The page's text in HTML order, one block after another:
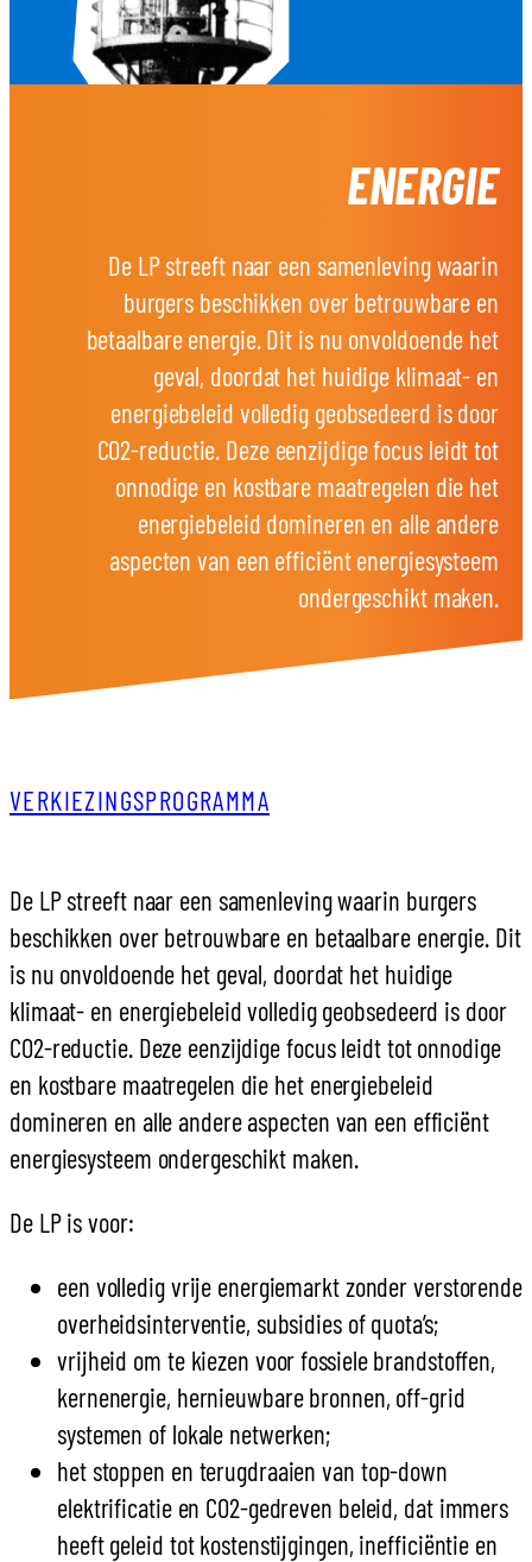
ENERGIE
De LP streeft naar een samenleving waarin
burgers beschikken over betrouwbare en
betaalbare energie. Dit is nu onvoldoende het
geval, doordat het huidige klimaat- en
energiebeleid volledig geobsedeerd is door
CO2-reductie. Deze eenzijdige focus leidt tot
onnodige en kostbare maatregelen die het
energiebeleid domineren en alle andere
aspecten van een efficiënt energiesysteem
ondergeschikt maken.
VERKIEZINGSPROGRAMMA
De LP streeft naar een samenleving waarin burgers
beschikken over betrouwbare en betaalbare energie. Dit
is nu onvoldoende het geval, doordat het huidige
klimaat- en energiebeleid volledig geobsedeerd is door
CO2-reductie. Deze eenzijdige focus leidt tot onnodige
en kostbare maatregelen die het energiebeleid
domineren en alle andere aspecten van een efficiënt
energiesysteem ondergeschikt maken.
De LP is voor:
een volledig vrije energiemarkt zonder verstorende
overheidsinterventie, subsidies of quota’s;
vrijheid om te kiezen voor fossiele brandstoffen,
kernenergie, hernieuwbare bronnen, off-grid
systemen of lokale netwerken;
het stoppen en terugdraaien van top-down
elektrificatie en CO2-gedreven beleid, dat immers
heeft geleid tot kostenstijgingen, inefficiëntie en